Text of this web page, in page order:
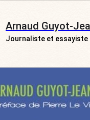
Arnaud Guyot-
Journaliste et essayiste